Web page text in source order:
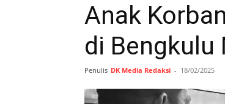
Anak
di Bengkulu
Penulis DK Media Redaksi - 18/02/2025